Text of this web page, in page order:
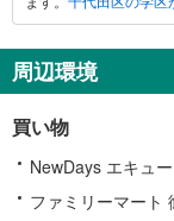
周辺環境
買い物
NewDays エキュ
ファミリーマート